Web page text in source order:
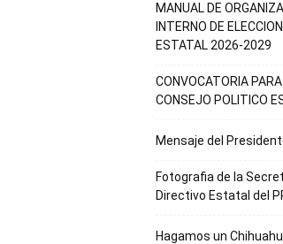
MANUAL DE
INTERNO DE
ESTATAL 2026-2029
CONVOCATORIA
CONSEJO POLITICO
Mensaje del
Fotografia de la
Directivo Estatal del
Hagamos un